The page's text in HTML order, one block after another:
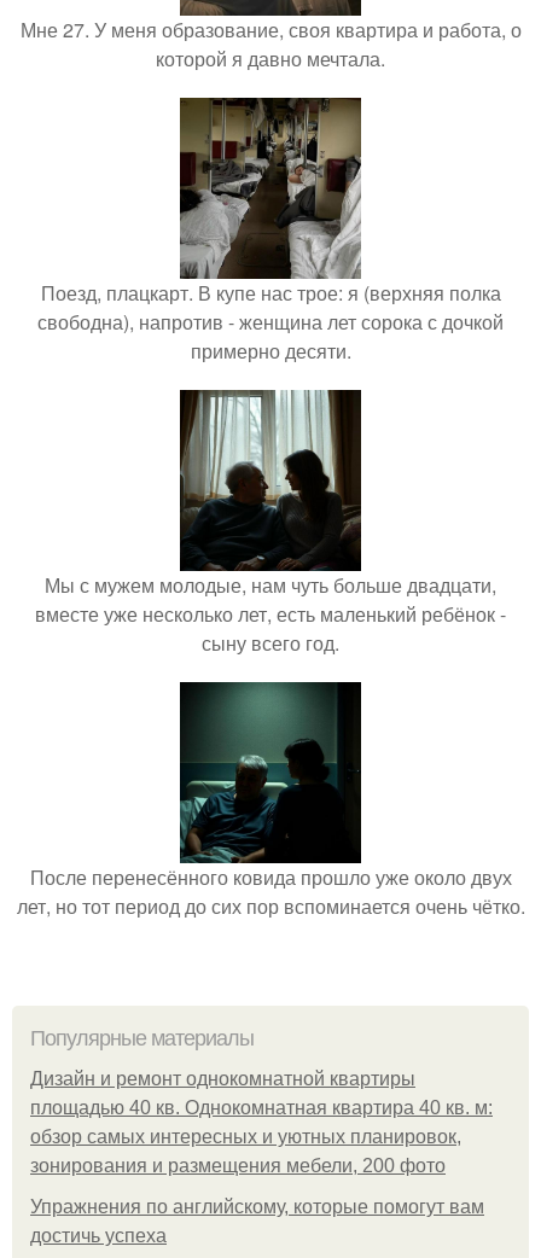
Мне 27. У меня образование, своя квартира и работа, о
которой я давно мечтала.
Поезд, плацкарт. В купе нас трое: я (верхняя полка
свободна), напротив - женщина лет сорока с дочкой
примерно десяти.
Мы с мужем молодые, нам чуть больше двадцати,
вместе уже несколько лет, есть маленький ребёнок -
сыну всего год.
После перенесённого ковида прошло уже около двух
лет, но тот период до сих пор вспоминается очень чётко.
Популярные материалы
Дизайн и ремонт однокомнатной квартиры
площадью 40 кв. Однокомнатная квартира 40 кв. м:
обзор самых интересных и уютных планировок,
зонирования и размещения мебели, 200 фото
Упражнения по английскому, которые помогут вам
достичь успеха